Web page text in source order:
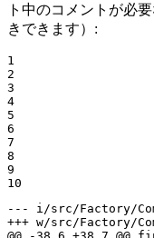
ト中のコメントが必
きできます）:
1
2
3
4
5
6
7
8
9
10
--- i/src/Factory/
+++ w/src/Factory/